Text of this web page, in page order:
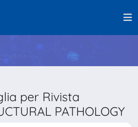
per Rivista
PATHOLOGY